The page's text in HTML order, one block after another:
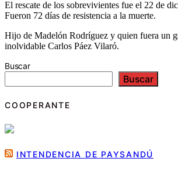
El rescate de los sobrevivientes fue el 22 de
Fueron 72 días de resistencia a la muerte.
Hijo de Madelón Rodríguez y quien fuera un
inolvidable Carlos Páez Vilaró.
Buscar
Buscar
COOPERANTE
INTENDENCIA DE PAYSANDÚ